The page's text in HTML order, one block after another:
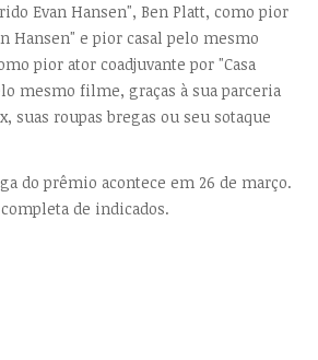
Evan Hansen", Ben Platt, como pior
Hansen" e pior casal pelo mesmo
pior ator coadjuvante por "Casa
mesmo filme, graças à sua parceria
suas roupas bregas ou seu sotaque
do prêmio acontece em 26 de março.
de indicados.